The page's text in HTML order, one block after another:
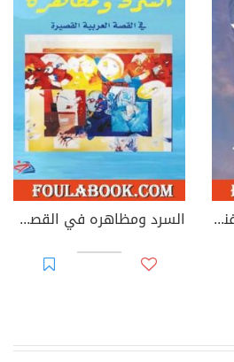
فخري قعوار: دراسة في فنه القصصي السرد ومظاهره في القصة العربية القصيرة